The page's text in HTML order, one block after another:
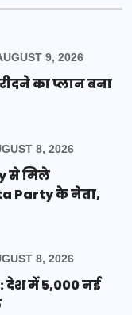
9, 2026
का प्लान बना
8, 2026
से मिले
Party के नेता,
8, 2026
देश में 5,000 नई